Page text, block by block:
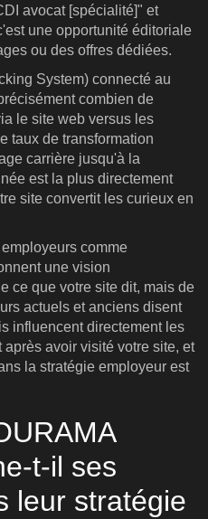
avocat [spécialité]" et
une opportunité éditoriale
ou des offres dédiées.
System) connecté au
combien de
le site web versus les
taux de transformation
carrière jusqu'à la
est la plus directement
site convertit les curieux en
comme
une vision
ce que votre site dit, mais de
actuels et anciens disent
influencent directement les
avoir visité votre site, et
la stratégie employeur est
t-il ses
leur stratégie